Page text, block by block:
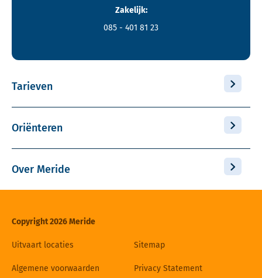
Zakelijk:
085 - 401 81 23
Tarieven
Oriënteren
Over Meride
Copyright 2026 Meride
Uitvaart locaties Sitemap
Algemene voorwaarden Privacy Statement